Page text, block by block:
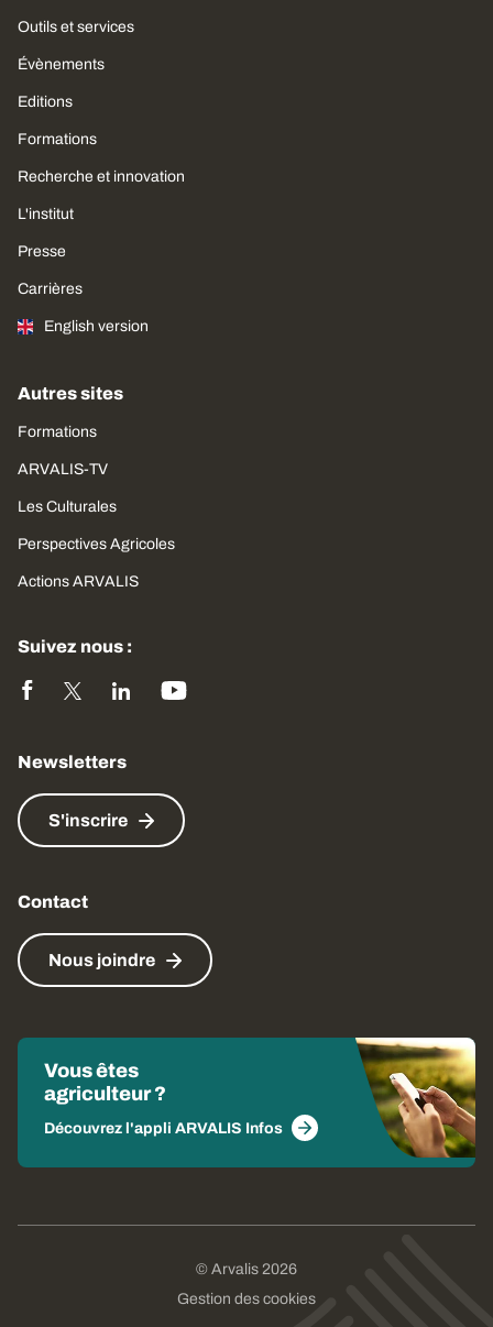
Outils et services
Évènements
Editions
Formations
Recherche et innovation
L'institut
Presse
Carrières
English version
Autres sites
Formations
ARVALIS-TV
Les Culturales
Perspectives Agricoles
Actions ARVALIS
Suivez nous :
Newsletters
S'inscrire
Contact
Nous joindre
Vous êtes
agriculteur ?
Découvrez l'appli ARVALIS Infos
© Arvalis 2026
Gestion des cookies